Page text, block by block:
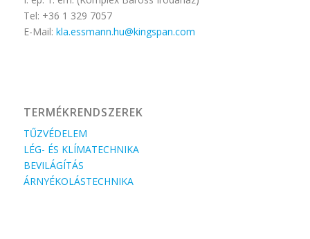
Tel: +36 1 329 7057
E-Mail: kla.essmann.hu@kingspan.com
TERMÉKRENDSZEREK
TŰZVÉDELEM
LÉG- ÉS KLÍMATECHNIKA
BEVILÁGÍTÁS
ÁRNYÉKOLÁSTECHNIKA